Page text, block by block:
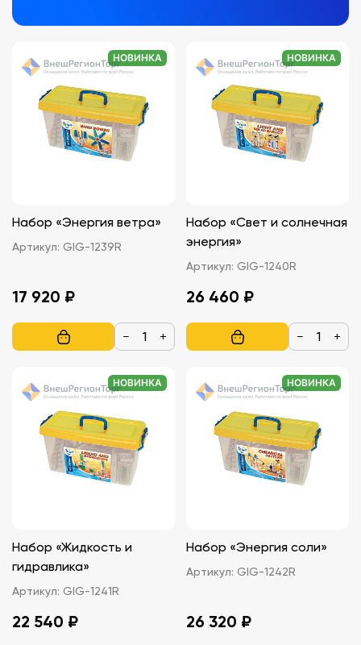
НОВИНКА
Набор «Энергия ветра»
Артикул: GIG-1239R
17 920 ₽
− +
НОВИНКА
Набор «Свет и солнечная
энергия»
Артикул: GIG-1240R
26 460 ₽
− +
НОВИНКА
Набор «Жидкость и
гидравлика»
Артикул: GIG-1241R
22 540 ₽
НОВИНКА
Набор «Энергия соли»
Артикул: GIG-1242R
26 320 ₽